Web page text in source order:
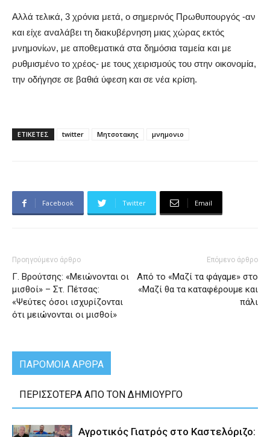
Αλλά τελικά, 3 χρόνια μετά, ο σημερινός Πρωθυπουργός -αν
και είχε αναλάβει τη διακυβέρνηση μιας χώρας εκτός
μνημονίων, με αποθεματικά στα δημόσια ταμεία και με
ρυθμισμένο το χρέος- με τους χειρισμούς του στην οικονομία,
την οδήγησε σε βαθιά ύφεση και σε νέα κρίση.
ΕΤΙΚΕΤΕΣ twitter Μητσοτακης μνημονιο
Facebook Twitter Email
Προηγούμενο άρθρο
Γ. Βρούτσης: «Μειώνονται οι
μισθοί» – Στ. Πέτσας:
«Ψεύτες όσοι ισχυρίζονται
ότι μειώνονται οι μισθοί»
Επόμενο άρθρο
Από το «Μαζί τα φάγαμε» στο
«Μαζί θα τα καταφέρουμε και
πάλι
ΠΑΡΟΜΟΙΑ ΑΡΘΡΑ
ΠΕΡΙΣΣΟΤΕΡΑ ΑΠΟ ΤΟΝ ΔΗΜΙΟΥΡΓΟ
Αγροτικός Γιατρός στο Καστελόριζο: